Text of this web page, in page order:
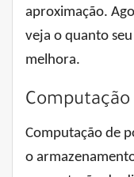
aproximação.
veja o quanto
melhora.
Computação de
o